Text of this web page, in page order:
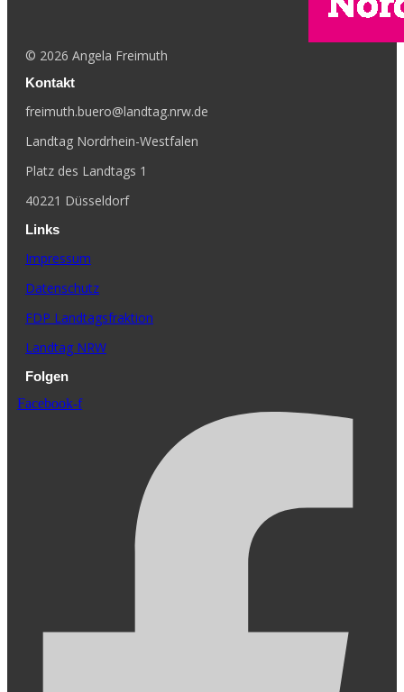
© 2026 Angela Freimuth
Kontakt
freimuth.buero@landtag.nrw.de
Landtag Nordrhein-Westfalen
Platz des Landtags 1
40221 Düsseldorf
Links
Impressum
Datenschutz
FDP Landtagsfraktion
Landtag NRW
Folgen
Facebook-f